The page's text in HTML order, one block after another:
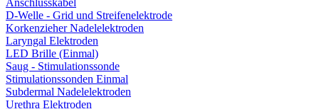
Anschlusskabel
D-Welle - Grid und Streifenelektrode
Korkenzieher Nadelelektroden
Laryngal Elektroden
LED Brille (Einmal)
Saug - Stimulationssonde
Stimulationssonden Einmal
Subdermal Nadelelektroden
Urethra Elektroden